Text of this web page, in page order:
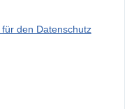
den Datenschutz